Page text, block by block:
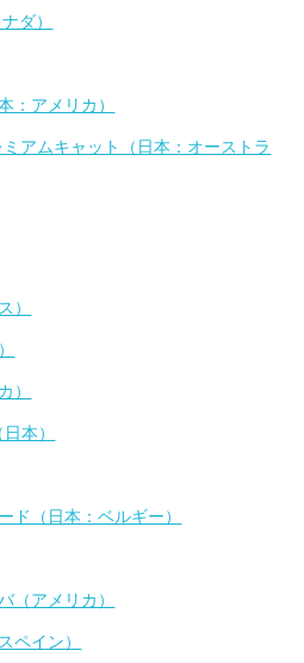
ダ）
：アメリカ）
ミアムキャット（日本：オーストラ
）
）
本）
ド（日本：ベルギー）
（アメリカ）
ペイン）